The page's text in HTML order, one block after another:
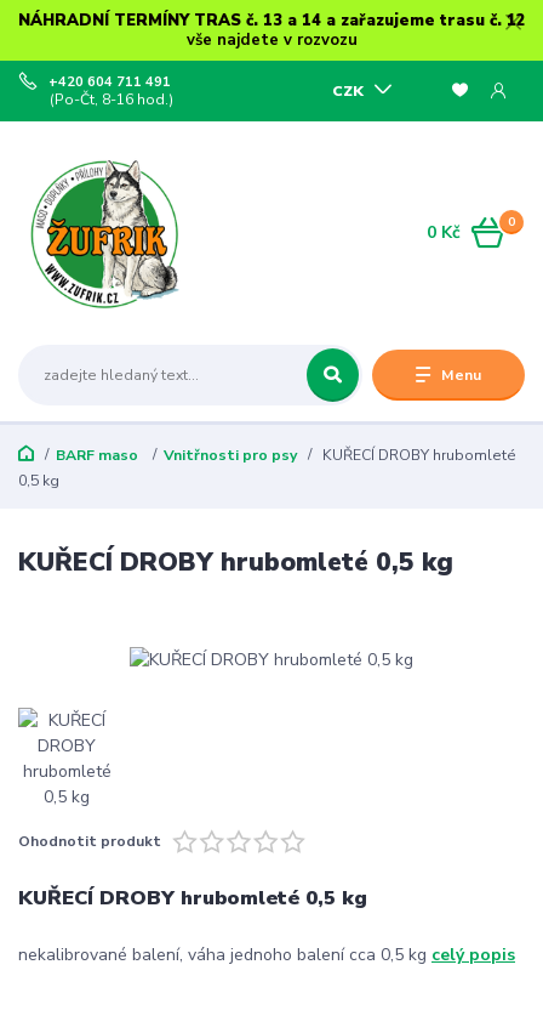
NÁHRADNÍ TERMÍNY TRAS č. 13 a 14 a zařazujeme trasu č. 12
vše najdete v rozvozu
Menu
CZK
+420 604 711 491
(Po-Čt, 8-16 hod.)
0
0 Kč
BARF maso Vnitřnosti pro psy
KUŘECÍ DROBY hrubomleté
0,5 kg
KUŘECÍ DROBY hrubomleté 0,5 kg
Ohodnotit produkt
KUŘECÍ DROBY hrubomleté 0,5 kg
nekalibrované balení, váha jednoho balení cca 0,5 kg celý popis